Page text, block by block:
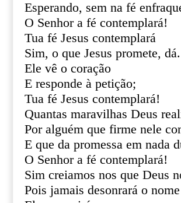
Esperando, sem na fé
O Senhor a fé contemplará!
Tua fé Jesus contemplará
Sim, o que Jesus promete, dá.
Ele vê o coração
E responde à petição;
Tua fé Jesus contemplará!
Quantas maravilhas Deus
Por alguém que firme nele
E que da promessa em nada
O Senhor a fé contemplará!
Sim creiamos nos que Deus
Pois jamais desonrará o